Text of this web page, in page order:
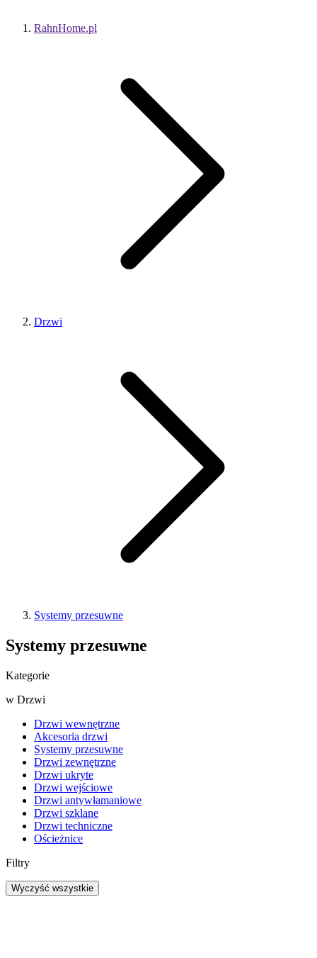
RahnHome.pl
Drzwi
Systemy przesuwne
Systemy przesuwne
Kategorie
w Drzwi
Drzwi wewnętrzne
Akcesoria drzwi
Systemy przesuwne
Drzwi zewnętrzne
Drzwi ukryte
Drzwi wejściowe
Drzwi antywłamaniowe
Drzwi szklane
Drzwi techniczne
Ościeżnice
Filtry
Wyczyść wszystkie